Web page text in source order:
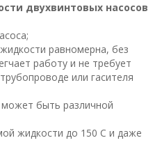
двухвинтовых насосов
равномерна, без
работу и не требует
или гасителя
быть различной
жидкости до 150 С и даже